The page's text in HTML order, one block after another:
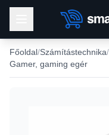
Főoldal Számítástechnika
Gamer, gaming egér